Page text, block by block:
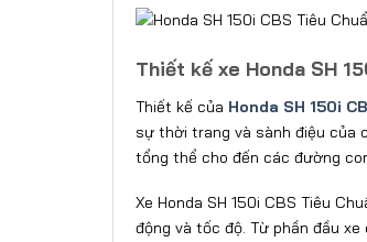
Thiết kế xe Honda SH
Thiết kế của Honda SH 150i
sự thời trang và sành điệu của
tổng thể cho đến các đường
Xe Honda SH 150i CBS Tiêu
động và tốc độ. Từ phần đầu